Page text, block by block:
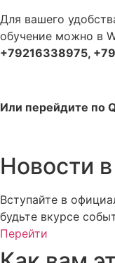
Для вашего
обучение можно в
+79216338975,
Или перейдите по
Новости
Вступайте в
будьте вкурсе
Перейти